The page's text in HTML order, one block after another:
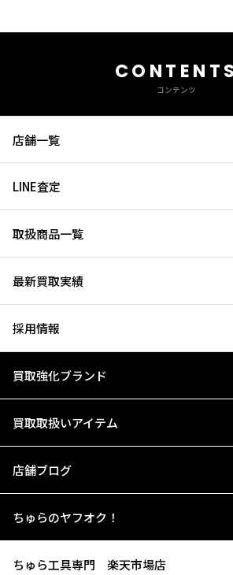
CONTENTS
コンテンツ
店舗一覧
LINE査定
取扱商品一覧
最新買取実績
採用情報
買取強化ブランド
買取取扱いアイテム
店舗ブログ
ちゅらのヤフオク！
ちゅら工具専門 楽天市場店